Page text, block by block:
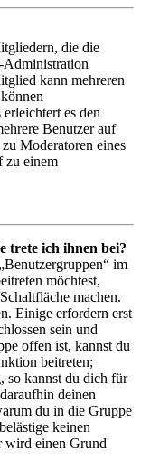
die die
kann mehreren
es den
Benutzer auf
Moderatoren eines
zu einem
trete ich ihnen bei?
im
möchtest,
machen.
Einige erfordern erst
sein und
offen ist, kannst du
beitreten;
so kannst du dich für
deinen
du in die Gruppe
keinen
wird einen Grund